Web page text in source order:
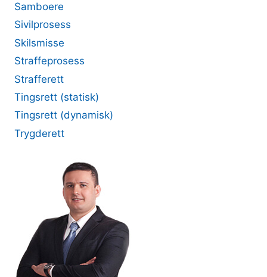
Samboere
Sivilprosess
Skilsmisse
Straffeprosess
Strafferett
Tingsrett (statisk)
Tingsrett (dynamisk)
Trygderett